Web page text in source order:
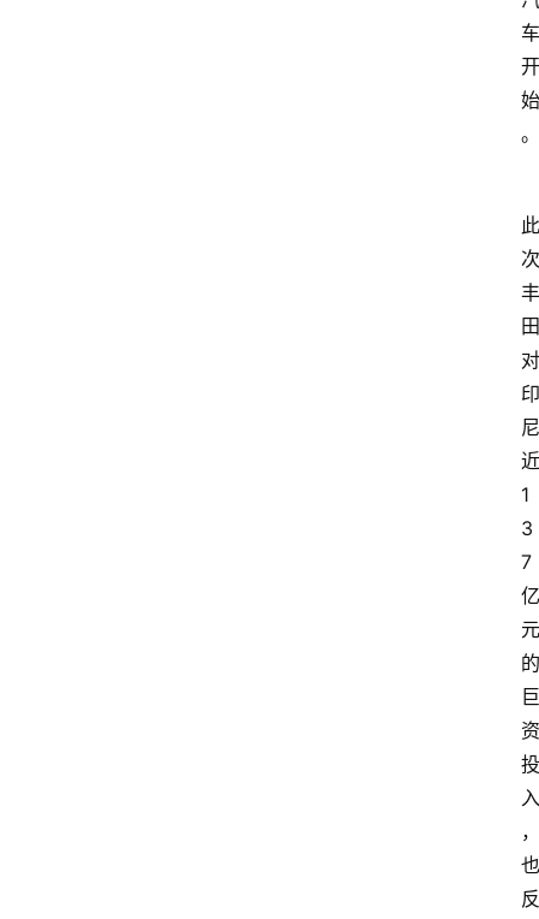
车
开
始
。
此
次
丰
田
对
印
尼
近
1
3
7
亿
元
的
巨
资
投
入
，
也
反